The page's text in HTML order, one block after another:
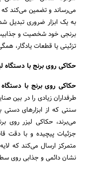
می‌رساند و تضمین می‌کند که
به یک ابزار ضروری تبدیل
برنجی خود شخصیت و
تزئینی یا قطعات یادگار،
حکاکی روی برنج با دستگاه
حکاکی روی برنج با دستگاه
طرفداران زیادی را در بین
سنتی که از ابزارهای
می‌برند، حکاکی لیزر روی
جزئیات پیچیده و با دقت
متمرکز ارسال می‌کند که
نشان دائمی و جذابی روی